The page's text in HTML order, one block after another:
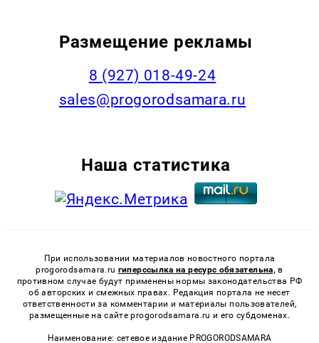
Размещение рекламы
8 (927) 018-49-24
sales@progorodsamara.ru
Наша статистика
При использовании материалов новостного портала
progorodsamara.ru гиперссылка на ресурс обязательна, в
противном случае будут применены нормы законодательства РФ
об авторских и смежных правах. Редакция портала не несет
ответственности за комментарии и материалы пользователей,
размещенные на сайте progorodsamara.ru и его субдоменах.
Наименование: сетевое издание PROGORODSAMARA